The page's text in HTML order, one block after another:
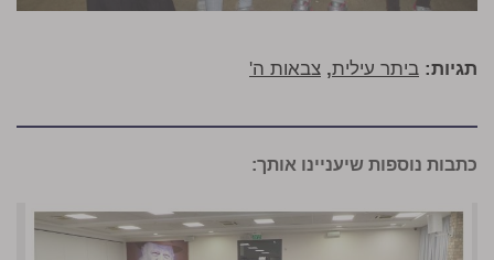
תגיות: ביתר עילית, צבאות ה'
כתבות נוספות שיעניינו אותך: